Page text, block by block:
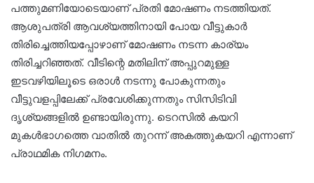
പത്തുമണിയോടെയാണ് പ്രതി മോഷണം നടത്തിയത്.
ആശുപത്രി ആവശ്യത്തിനായി പോയ വീട്ടുകാർ
തിരിച്ചെത്തിയപ്പോഴാണ് മോഷണം നടന്ന കാര്യം
തിരിച്ചറിഞ്ഞത്. വീടിന്റെ മതിലിന് അപ്പുറമുള്ള
ഇടവഴിയിലൂടെ ഒരാള്‍ നടന്നു പോകുന്നതും
വീട്ടുവളപ്പിലേക്ക് പ്രവേശിക്കുന്നതും സിസിടിവി
ദൃശ്യങ്ങളിൽ ഉണ്ടായിരുന്നു. ടെറസിൽ കയറി
മുകൾഭാഗത്തെ വാതിൽ തുറന്ന് അകത്തുകയറി എന്നാണ്
പ്രാഥമിക നിഗമനം.